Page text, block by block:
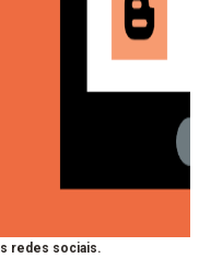
redes sociais.